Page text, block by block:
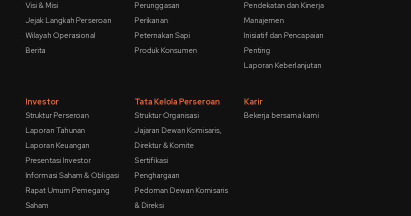
Visi & Misi
Jejak Langkah Perseroan
Wilayah Operasional
Berita
Perunggasan
Perikanan
Peternakan Sapi
Produk Konsumen
Pendekatan dan Kinerja
Manajemen
Inisiatif dan Pencapaian
Penting
Laporan Keberlanjutan
Investor
Struktur Perseroan
Laporan Tahunan
Laporan Keuangan
Presentasi Investor
Informasi Saham & Obligasi
Rapat Umum Pemegang
Saham
Tata Kelola Perseroan
Struktur Organisasi
Jajaran Dewan Komisaris,
Direktur & Komite
Sertifikasi
Penghargaan
Pedoman Dewan Komisaris
& Direksi
Karir
Bekerja bersama kami